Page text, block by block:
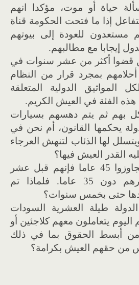
حياة أو موت، مؤكدا انهم
إذا ما فتحت الحكومة قناة
مستعدون للعودة إلى بيوتهم
إيجابا مع مطالبهم.
قضوا أكثر من عشر سنوات في
بمجرد قرار من النظام
المواثيق الدولية المتعلقة
الفئة في العيش الكريم.
بهم ثم يتم دهسهم بسيارات
يحكمها القانون، أم نحن في
لها الذئاب لتنهش العرجاء
القدر العيش فيها؟
فإذا كان اليوم قد تجاوزوا 45 عاما فإنهم قبل عشر
سنوات كانت أعمارهم دون 35 عاما. فلماذا تم
حتى بخمس سنوات؟
طيلة العشرية السودات
يتعاملون معهم كلاجئين أو
من أبسط الحقوق بما في ذلك
من حقهم العيش بكرامة؟